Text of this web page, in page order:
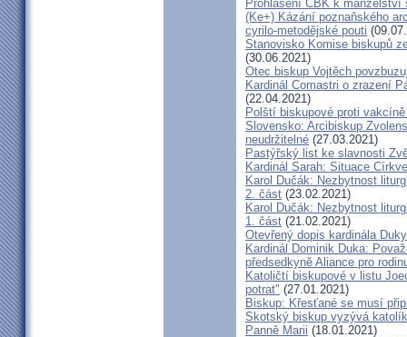
Prohlášení ČBK k manželství
(Ke+) Kázání poznaňského
cyrilo-metodějské pouti
Stanovisko Komise biskupů
(30.06.2021)
Otec biskup Vojtěch
Kardinál Comastri o zrazení
(22.04.2021)
Polští biskupové proti
Slovensko: Arcibiskup
neudržitelné (27.03.2021)
Pastýřský list ke slavnosti
Kardinál Sarah: Situace
Karol Dučák: Nezbytnost
2. část (23.02.2021)
Karol Dučák: Nezbytnost
1. část (21.02.2021)
Otevřený dopis kardinála
Kardinál Dominik Duka:
předsedkyně Aliance pro
Katoličtí biskupové v listu
potrat" (27.01.2021)
Biskup: Křesťané se musí
Skotský biskup vyzývá
Panně Marii (18.01.2021)